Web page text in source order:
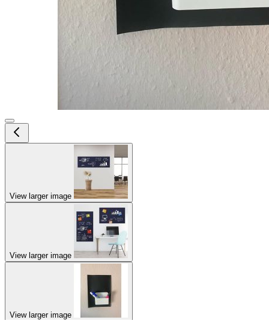
View larger image
View larger image
View larger image